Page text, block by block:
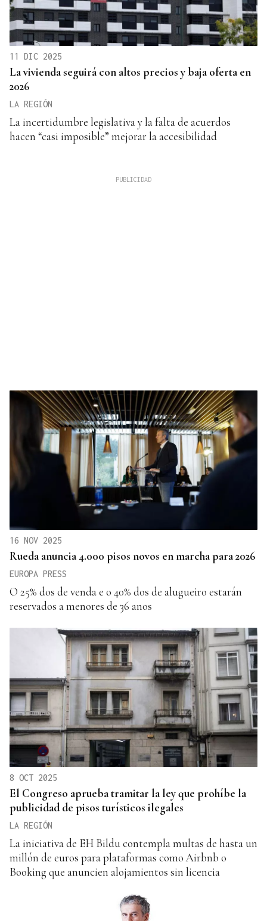
11 DIC 2025
La vivienda seguirá con altos precios y baja oferta en
2026
LA REGIÓN
La incertidumbre legislativa y la falta de acuerdos
hacen “casi imposible” mejorar la accesibilidad
16 NOV 2025
Rueda anuncia 4.000 pisos novos en marcha para 2026
EUROPA PRESS
O 25% dos de venda e o 40% dos de alugueiro estarán
reservados a menores de 36 anos
8 OCT 2025
El Congreso aprueba tramitar la ley que prohíbe la
publicidad de pisos turísticos ilegales
LA REGIÓN
La iniciativa de EH Bildu contempla multas de hasta un
millón de euros para plataformas como Airbnb o
Booking que anuncien alojamientos sin licencia